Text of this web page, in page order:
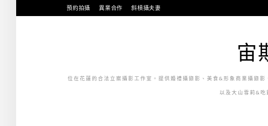
至
預約拍攝 異業合作 斜槓攝夫妻
宙
位在花蓮的合法立案攝影工作室。提供婚禮攝錄影、美食&形象商業攝錄
以及大山雪莉&